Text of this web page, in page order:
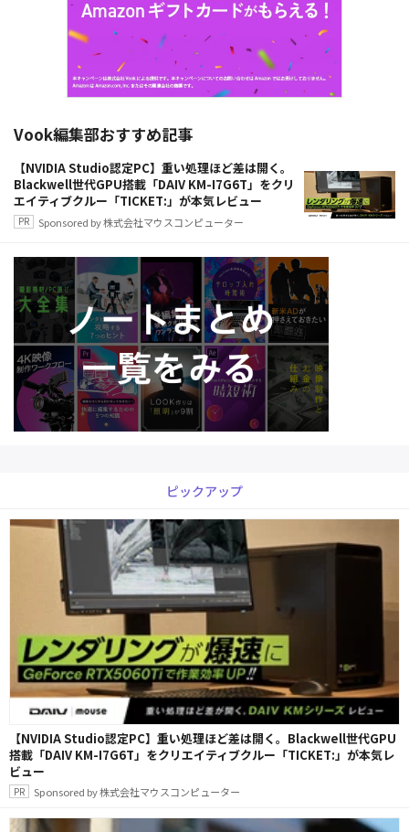
Vook編集部おすすめ記事
【NVIDIA Studio認定PC】重い処理ほど差は開く。
Blackwell世代GPU搭載「DAIV KM-I7G6T」をクリ
エイティブクルー「TICKET:」が本気レビュー
Sponsored by 株式会社マウスコンピューター
ピックアップ
【NVIDIA Studio認定PC】重い処理ほど差は開く。Blackwell世代GPU
搭載「DAIV KM-I7G6T」をクリエイティブクルー「TICKET:」が本気レ
ビュー
Sponsored by 株式会社マウスコンピューター